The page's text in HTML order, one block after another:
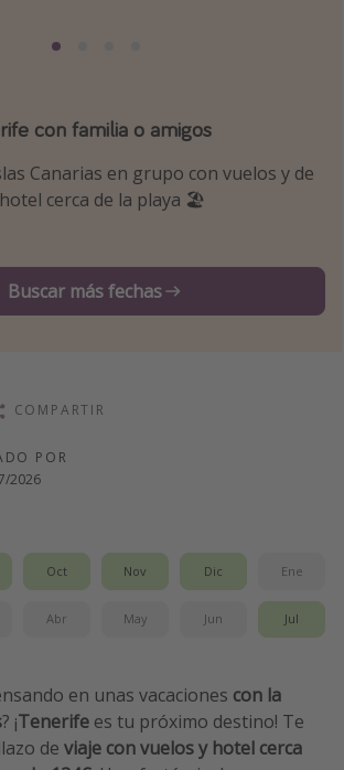
mujer
Activas
con familia o amigos
Canarias en grupo con vuelos y de
cerca de la playa 🏖️
Buscar más fechas
POR
2026
COMPARTIR
Oct Nov Dic Ene
Abr May Jun Jul
en unas vacaciones con la
? ¡Tenerife es tu próximo destino! Te
de viaje con vuelos y hotel cerca